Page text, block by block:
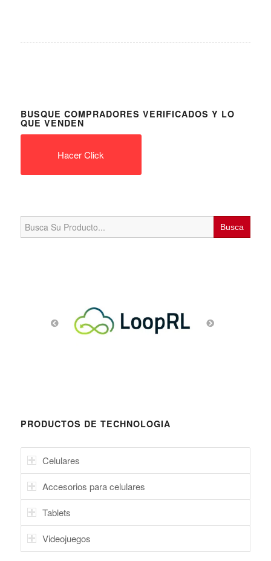
BUSQUE COMPRADORES VERIFICADOS Y LO
QUE VENDEN
Hacer Click
Search
for:
PRODUCTOS DE TECHNOLOGIA
Celulares
Accesorios para celulares
Tablets
Videojuegos